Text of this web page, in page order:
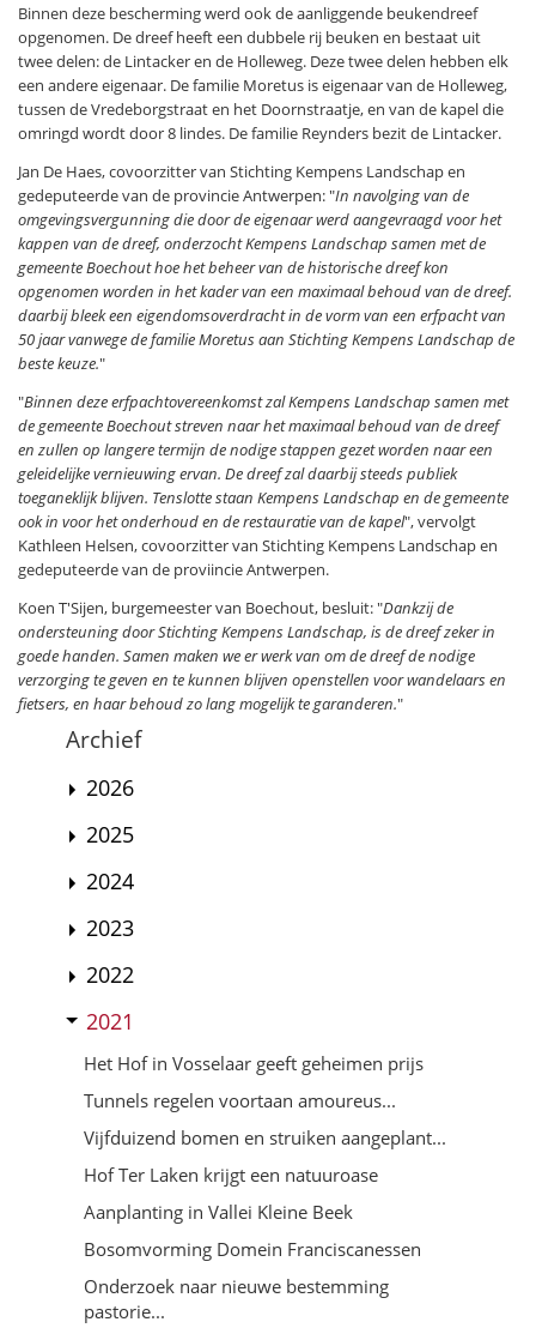
Binnen deze bescherming werd ook de aanliggende beukendreef
opgenomen. De dreef heeft een dubbele rij beuken en bestaat uit
twee delen: de Lintacker en de Holleweg. Deze twee delen hebben elk
een andere eigenaar. De familie Moretus is eigenaar van de Holleweg,
tussen de Vredeborgstraat en het Doornstraatje, en van de kapel die
omringd wordt door 8 lindes. De familie Reynders bezit de Lintacker.
Jan De Haes, covoorzitter van Stichting Kempens Landschap en
gedeputeerde van de provincie Antwerpen: "In navolging van de
omgevingsvergunning die door de eigenaar werd aangevraagd voor het
kappen van de dreef, onderzocht Kempens Landschap samen met de
gemeente Boechout hoe het beheer van de historische dreef kon
opgenomen worden in het kader van een maximaal behoud van de dreef.
daarbij bleek een eigendomsoverdracht in de vorm van een erfpacht van
50 jaar vanwege de familie Moretus aan Stichting Kempens Landschap de
beste keuze."
"Binnen deze erfpachtovereenkomst zal Kempens Landschap samen met
de gemeente Boechout streven naar het maximaal behoud van de dreef
en zullen op langere termijn de nodige stappen gezet worden naar een
geleidelijke vernieuwing ervan. De dreef zal daarbij steeds publiek
toeganeklijk blijven. Tenslotte staan Kempens Landschap en de gemeente
ook in voor het onderhoud en de restauratie van de kapel", vervolgt
Kathleen Helsen, covoorzitter van Stichting Kempens Landschap en
gedeputeerde van de proviincie Antwerpen.
Koen T'Sijen, burgemeester van Boechout, besluit: "Dankzij de
ondersteuning door Stichting Kempens Landschap, is de dreef zeker in
goede handen. Samen maken we er werk van om de dreef de nodige
verzorging te geven en te kunnen blijven openstellen voor wandelaars en
fietsers, en haar behoud zo lang mogelijk te garanderen."
Archief
2026
2025
2024
2023
2022
2021
Het Hof in Vosselaar geeft geheimen prijs
Tunnels regelen voortaan amoureus...
Vijfduizend bomen en struiken aangeplant...
Hof Ter Laken krijgt een natuuroase
Aanplanting in Vallei Kleine Beek
Bosomvorming Domein Franciscanessen
Onderzoek naar nieuwe bestemming
pastorie...